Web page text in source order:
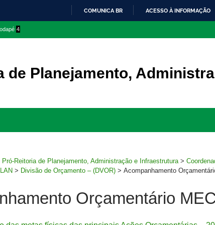
O
COMUNICA BR ACESSO À INFORMAÇÃO
4
de Planejamento,
Pró-Reitoria de Planejamento, Administração e Infraestrutura >
> Divisão de Orçamento – (DVOR) > Acompanhamento
Orçamentário